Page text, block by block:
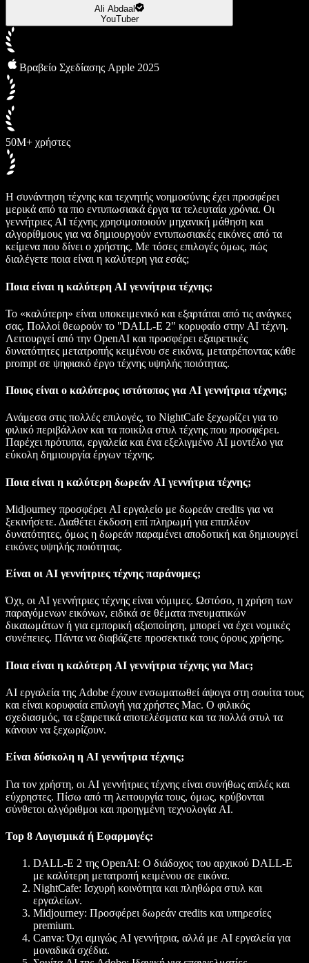
Ali Abdaal
YouTuber
Βραβείο Σχεδίασης Apple 2025
50M+ χρήστες
Η συνάντηση τέχνης και τεχνητής νοημοσύνης έχει προσφέρει
μερικά από τα πιο εντυπωσιακά έργα τα τελευταία χρόνια. Οι
γεννήτριες AI τέχνης χρησιμοποιούν μηχανική μάθηση και
αλγορίθμους για να δημιουργούν εντυπωσιακές εικόνες από τα
κείμενα που δίνει ο χρήστης. Με τόσες επιλογές όμως, πώς
διαλέγετε ποια είναι η καλύτερη για εσάς;
Ποια είναι η καλύτερη AI γεννήτρια τέχνης;
Το «καλύτερη» είναι υποκειμενικό και εξαρτάται από τις ανάγκες
σας. Πολλοί θεωρούν το "DALL-E 2" κορυφαίο στην AI τέχνη.
Λειτουργεί από την OpenAI και προσφέρει εξαιρετικές
δυνατότητες μετατροπής κειμένου σε εικόνα, μετατρέποντας κάθε
prompt σε ψηφιακό έργο τέχνης υψηλής ποιότητας.
Ποιος είναι ο καλύτερος ιστότοπος για AI γεννήτρια τέχνης;
Ανάμεσα στις πολλές επιλογές, το NightCafe ξεχωρίζει για το
φιλικό περιβάλλον και τα ποικίλα στυλ τέχνης που προσφέρει.
Παρέχει πρότυπα, εργαλεία και ένα εξελιγμένο AI μοντέλο για
εύκολη δημιουργία έργων τέχνης.
Ποια είναι η καλύτερη δωρεάν AI γεννήτρια τέχνης;
Midjourney προσφέρει AI εργαλείο με δωρεάν credits για να
ξεκινήσετε. Διαθέτει έκδοση επί πληρωμή για επιπλέον
δυνατότητες, όμως η δωρεάν παραμένει αποδοτική και δημιουργεί
εικόνες υψηλής ποιότητας.
Είναι οι AI γεννήτριες τέχνης παράνομες;
Όχι, οι AI γεννήτριες τέχνης είναι νόμιμες. Ωστόσο, η χρήση των
παραγόμενων εικόνων, ειδικά σε θέματα πνευματικών
δικαιωμάτων ή για εμπορική αξιοποίηση, μπορεί να έχει νομικές
συνέπειες. Πάντα να διαβάζετε προσεκτικά τους όρους χρήσης.
Ποια είναι η καλύτερη AI γεννήτρια τέχνης για Mac;
AI εργαλεία της Adobe έχουν ενσωματωθεί άψογα στη σουίτα τους
και είναι κορυφαία επιλογή για χρήστες Mac. Ο φιλικός
σχεδιασμός, τα εξαιρετικά αποτελέσματα και τα πολλά στυλ τα
κάνουν να ξεχωρίζουν.
Είναι δύσκολη η AI γεννήτρια τέχνης;
Για τον χρήστη, οι AI γεννήτριες τέχνης είναι συνήθως απλές και
εύχρηστες. Πίσω από τη λειτουργία τους, όμως, κρύβονται
σύνθετοι αλγόριθμοι και προηγμένη τεχνολογία AI.
Top 8 Λογισμικά ή Εφαρμογές:
DALL-E 2 της OpenAI: Ο διάδοχος του αρχικού DALL-E
με καλύτερη μετατροπή κειμένου σε εικόνα.
NightCafe: Ισχυρή κοινότητα και πληθώρα στυλ και
εργαλείων.
Midjourney: Προσφέρει δωρεάν credits και υπηρεσίες
premium.
Canva: Όχι αμιγώς AI γεννήτρια, αλλά με AI εργαλεία για
μοναδικά σχέδια.